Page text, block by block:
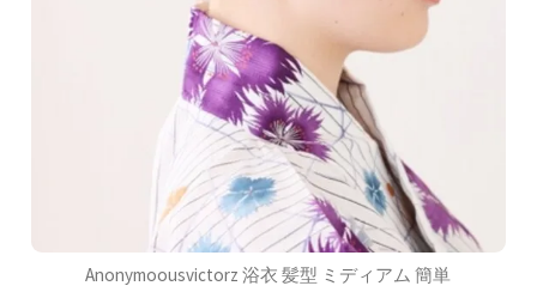
Anonymoousvictorz 浴衣 髪型 ミディアム 簡単